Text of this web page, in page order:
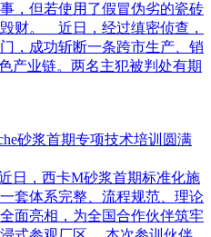
，但若使用了假冒伪劣的瓷砖
财。 近日，经过缜密侦查，
，成功斩断一条跨市生产、销
产业链。两名主犯被判处有期
砂浆首期专项技术培训圆满
日，西卡M砂浆首期标准化施
套体系完整、流程规范、理论
面亮相，为全国合作伙伴筑牢